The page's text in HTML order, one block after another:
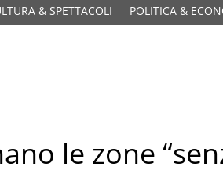
& SPETTACOLI POLITICA &
le zone